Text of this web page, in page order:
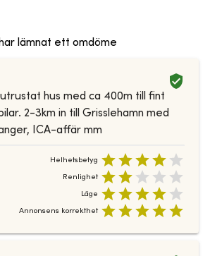
lämnat ett omdöme
hus med ca 400m till fint
2-3km in till Grisslehamn med
ICA-affär mm
Helhetsbetyg
Renlighet
Läge
Annonsens korrekthet